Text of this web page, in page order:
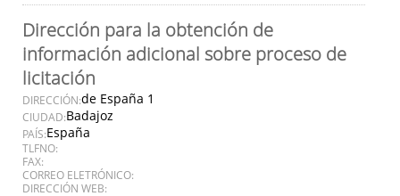
Dirección para la obtención de
información adicional sobre proceso de
licitación
DIRECCIÓN:de España 1
CIUDAD:Badajoz
PAÍS:España
TLFNO:
FAX:
CORREO ELETRÓNICO:
DIRECCIÓN WEB: